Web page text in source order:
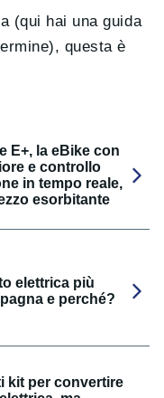
(qui hai una guida
questa è
E+, la eBike con
e controllo
in tempo reale,
esorbitante
elettrica più
e perché?
kit per convertire